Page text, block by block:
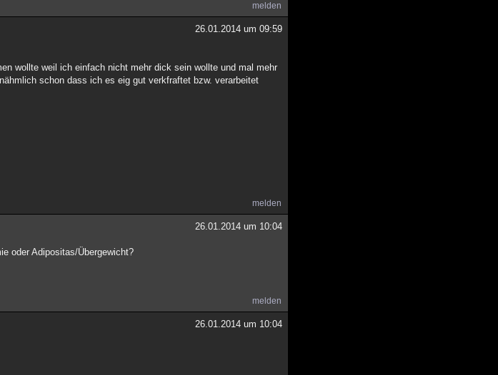
melden
26.01.2014 um 09:59
wollte weil ich einfach nicht mehr dick sein wollte und mal mehr
schon dass ich es eig gut verkfraftet bzw. verarbeitet
melden
26.01.2014 um 10:04
oder Adipositas/Übergewicht?
melden
26.01.2014 um 10:04